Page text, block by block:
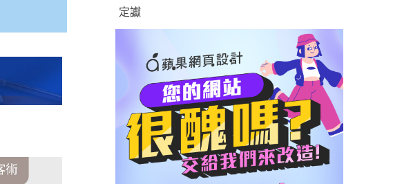
定讞